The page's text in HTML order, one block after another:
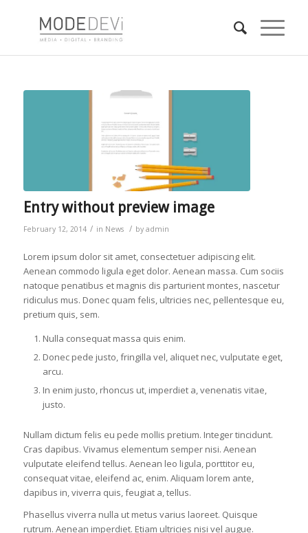
Entry without preview image
February 12, 2014 / in News / by admin
Lorem ipsum dolor sit amet, consectetuer adipiscing elit.
Aenean commodo ligula eget dolor. Aenean massa. Cum sociis
natoque penatibus et magnis dis parturient montes, nascetur
ridiculus mus. Donec quam felis, ultricies nec, pellentesque eu,
pretium quis, sem.
Nulla consequat massa quis enim.
Donec pede justo, fringilla vel, aliquet nec, vulputate eget,
arcu.
In enim justo, rhoncus ut, imperdiet a, venenatis vitae,
justo.
Nullam dictum felis eu pede mollis pretium. Integer tincidunt.
Cras dapibus. Vivamus elementum semper nisi. Aenean
vulputate eleifend tellus. Aenean leo ligula, porttitor eu,
consequat vitae, eleifend ac, enim. Aliquam lorem ante,
dapibus in, viverra quis, feugiat a, tellus.
Phasellus viverra nulla ut metus varius laoreet. Quisque
rutrum. Aenean imperdiet. Etiam ultricies nisi vel augue.